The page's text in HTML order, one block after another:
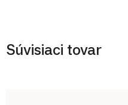
Súvisiaci tovar